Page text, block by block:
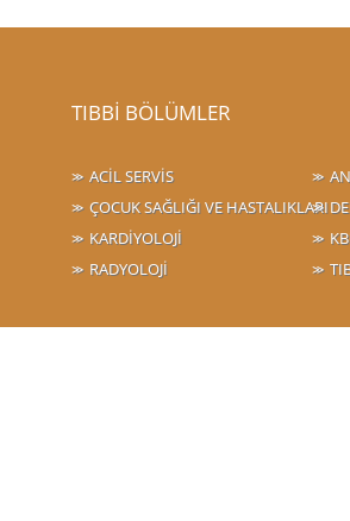
TIBBİ BÖLÜMLER
ACİL SERVİS
ÇOCUK SAĞLIĞI VE HASTALIKLARI
KARDİYOLOJİ
RADYOLOJİ